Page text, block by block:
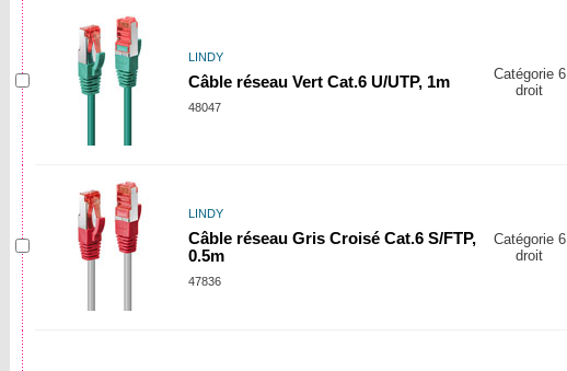
LINDY
Câble réseau Vert Cat.6 U/UTP, 1m
48047
Catégorie 6
droit
LINDY
Câble réseau Gris Croisé Cat.6 S/FTP,
0.5m
47836
Catégorie 6
droit